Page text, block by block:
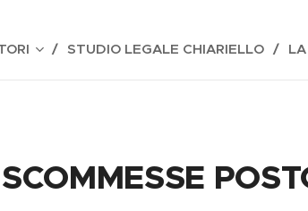
STUDIO LEGALE CHIARIELLO